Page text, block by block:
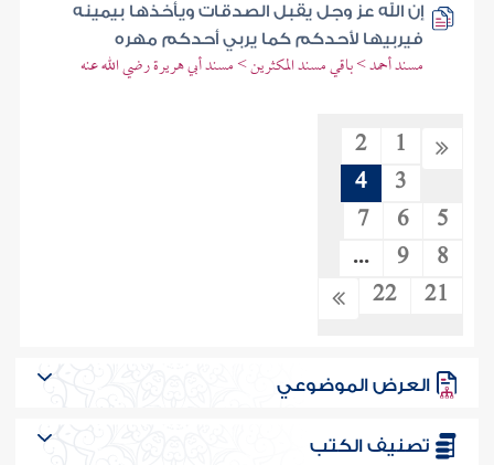
إن الله عز وجل يقبل الصدقات ويأخذها بيمينه
فيربيها لأحدكم كما يربي أحدكم مهره
مسند أحمد > باقي مسند المكثرين > مسند أبي هريرة رضي الله عنه
1
2
3
4
5
6
7
8
9
...
21
22
العرض الموضوعي
تصنيف الكتب